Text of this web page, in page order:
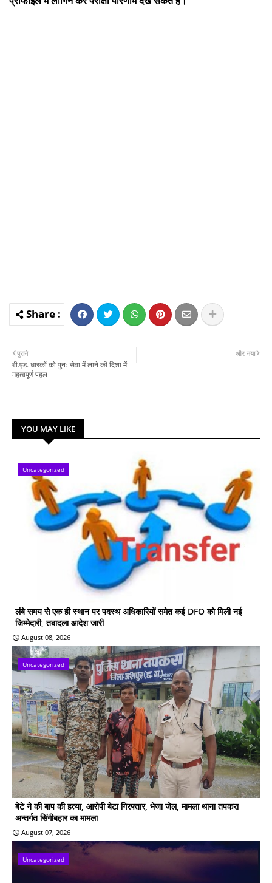
और नया
पुराने
बी.एड. धारकों को पुनः सेवा में लाने की दिशा में
महत्वपूर्ण पहल
YOU MAY LIKE
Uncategorized
लंबे समय से एक ही स्थान पर पदस्थ अधिकारियों समेत कई DFO को मिली नई
जिम्मेदारी, तबादला आदेश जारी
August 08, 2026
Uncategorized
बेटे ने की बाप की हत्या, आरोपी बेटा गिरफ्तार, भेजा जेल, मामला थाना तपकरा
अन्तर्गत सिंगीबहार का मामला
August 07, 2026
Uncategorized